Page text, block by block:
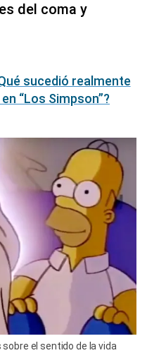
del coma y
sucedió realmente
“Los Simpson”?
el sentido de la vida